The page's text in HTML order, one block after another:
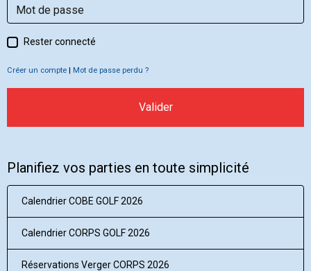
Rester connecté
Créer un compte | Mot de passe perdu ?
Valider
Planifiez vos parties en toute simplicité
Calendrier COBE GOLF 2026
Calendrier CORPS GOLF 2026
Réservations Verger CORPS 2026